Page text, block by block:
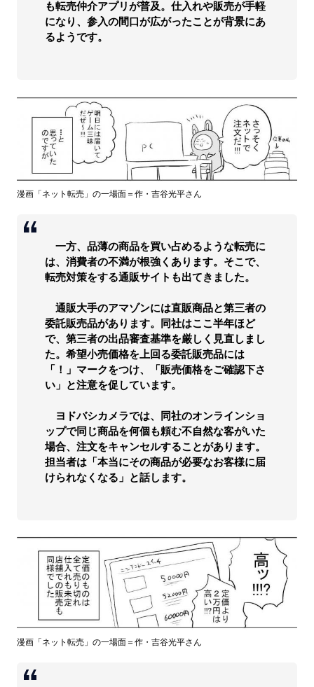
も転売仲介アプリが普及。仕入れや販売が手軽
になり、参入の間口が広がったことが背景にあ
るようです。
漫画「ネット転売」の一場面＝作・吉谷光平さん
一方、品薄の商品を買い占めるような転売に
は、消費者の不満が根強くあります。そこで、
転売対策をする通販サイトも出てきました。
通販大手のアマゾンには直販商品と第三者の
委託販売品があります。同社はここ半年ほど
で、第三者の出品審査基準を厳しく見直しまし
た。希望小売価格を上回る委託販売品には
「！」マークをつけ、「販売価格をご確認下さ
い」と注意を促しています。
ヨドバシカメラでは、同社のオンラインショ
ップで同じ商品を何個も頼む不自然な客がいた
場合、注文をキャンセルすることがあります。
担当者は「本当にその商品が必要なお客様に届
けられなくなる」と話します。
漫画「ネット転売」の一場面＝作・吉谷光平さん